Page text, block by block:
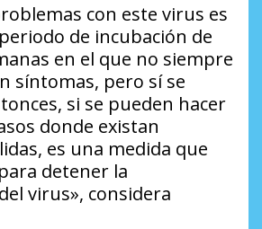
con este virus es
de incubación de
en el que no siempre
síntomas, pero sí se
si se pueden hacer
donde existan
es una medida que
detener la
virus», considera